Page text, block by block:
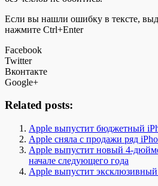
Если вы нашли ошибку в тексте,
нажмите Ctrl+Enter
Facebook
Twitter
Вконтакте
Google+
Related posts:
Apple выпустит бюджетный
Apple сняла с продажи ряд
Apple выпустит новый 4-
начале следующего года
Apple выпустит